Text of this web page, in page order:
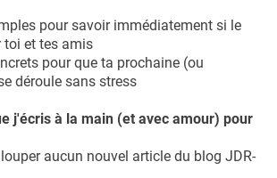
pour savoir immédiatement si le
toi et tes amis
pour que ta prochaine (ou
déroule sans stress
j'écris à la main (et avec amour) pour
aucun nouvel article du blog JDR-